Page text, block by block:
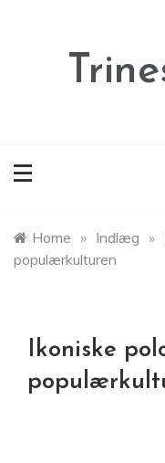
Home » Indlæg »
populærkulturen
Ikoniske